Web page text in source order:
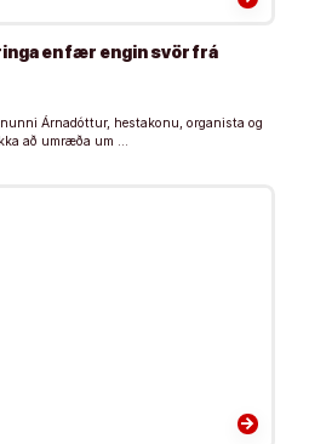
en fær engin svör frá
Árnadóttur, hestakonu, organista og
að umræða um …
arrow_forward